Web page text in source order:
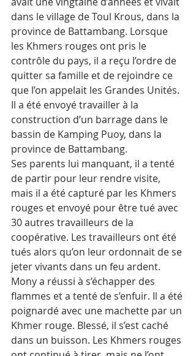
dans le village de Toul Krous, dans la
province de Battambang. Lorsque
les Khmers rouges ont pris le
contrôle du pays, il a reçu l’ordre de
quitter sa famille et de rejoindre ce
que l’on appelait les Grandes Unités.
Il a été envoyé travailler à la
construction d’un barrage dans le
bassin de Kamping Puoy, dans la
province de Battambang.
Ses parents lui manquant, il a tenté
de partir pour leur rendre visite,
mais il a été capturé par les Khmers
rouges et envoyé pour être tué avec
30 autres travailleurs de la
coopérative. Les travailleurs ont été
tués alors qu’on leur ordonnait de se
jeter vivants dans un feu ardent.
Mony a réussi à s’échapper des
flammes et a tenté de s’enfuir. Il a été
poignardé avec une machette par un
Khmer rouge. Blessé, il s’est caché
dans un buisson. Les Khmers rouges